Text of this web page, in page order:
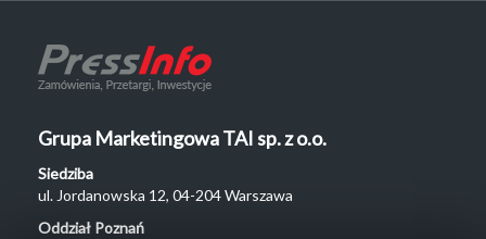
Grupa Marketingowa TAI sp. z o.o.
Siedziba
ul. Jordanowska 12, 04-204 Warszawa
Oddział Poznań